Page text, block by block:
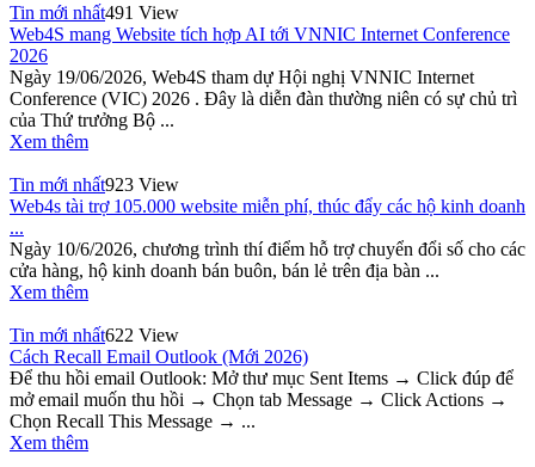
Tin mới nhất491 View
Web4S mang Website tích hợp AI tới VNNIC Internet Conference
2026
Ngày 19/06/2026, Web4S tham dự Hội nghị VNNIC Internet
Conference (VIC) 2026 . Đây là diễn đàn thường niên có sự chủ trì
của Thứ trưởng Bộ ...
Xem thêm
Tin mới nhất923 View
Web4s tài trợ 105.000 website miễn phí, thúc đẩy các hộ kinh doanh
...
Ngày 10/6/2026, chương trình thí điểm hỗ trợ chuyển đổi số cho các
cửa hàng, hộ kinh doanh bán buôn, bán lẻ trên địa bàn ...
Xem thêm
Tin mới nhất622 View
Cách Recall Email Outlook (Mới 2026)
Để thu hồi email Outlook: Mở thư mục Sent Items → Click đúp để
mở email muốn thu hồi → Chọn tab Message → Click Actions →
Chọn Recall This Message → ...
Xem thêm